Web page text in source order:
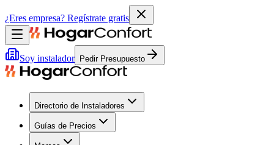
¿Eres empresa? Regístrate gratis
Soy instalador Pedir Presupuesto
Directorio de Instaladores
Guías de Precios